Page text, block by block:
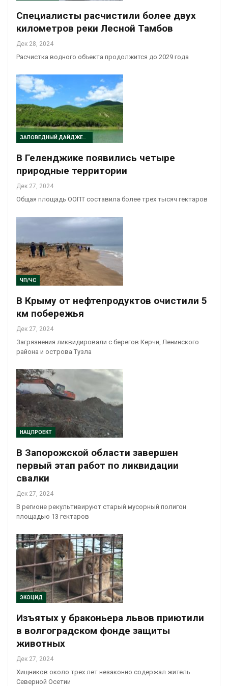
Специалисты расчистили более двух
километров реки Лесной Тамбов
Дек 28, 2024
Расчистка водного объекта продолжится до 2029 года
ЗАПОВЕДНЫЙ ДАЙДЖЕСТ
В Геленджике появились четыре
природные территории
Дек 27, 2024
Общая площадь ООПТ составила более трех тысяч гектаров
ЧП/ЧС
В Крыму от нефтепродуктов очистили 5
км побережья
Дек 27, 2024
Загрязнения ликвидировали с берегов Керчи, Ленинского
района и острова Тузла
НАЦПРОЕКТ
В Запорожской области завершен
первый этап работ по ликвидации
свалки
Дек 27, 2024
В регионе рекультивируют старый мусорный полигон
площадью 13 гектаров
ЭКОЦИД
Изъятых у браконьера львов приютили
в волгоградском фонде защиты
животных
Дек 27, 2024
Хищников около трех лет незаконно содержал житель
Северной Осетии